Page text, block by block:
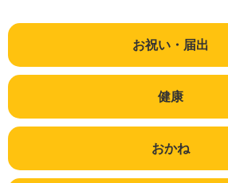
お祝い・届出
健康
おかね